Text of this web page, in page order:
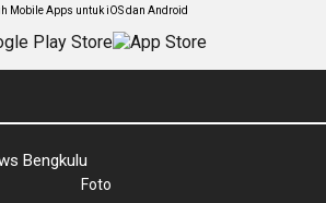
Mobile Apps untuk iOS dan Android
Bengkulu
Foto